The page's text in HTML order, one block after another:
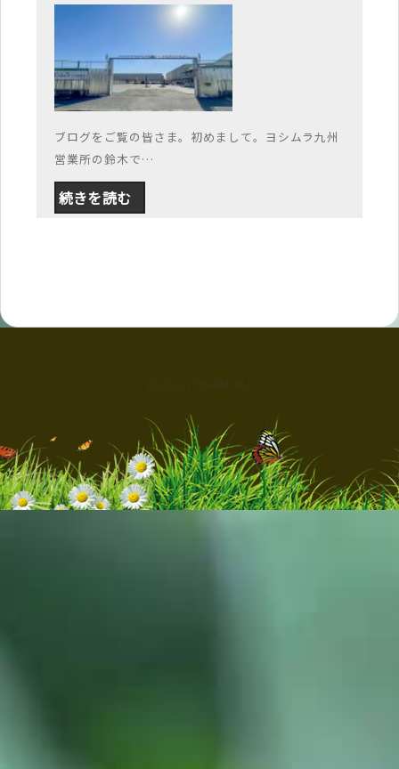
ブログをご覧の皆さま。初めまして。ヨシムラ九州
営業所の鈴木で…
続きを読む